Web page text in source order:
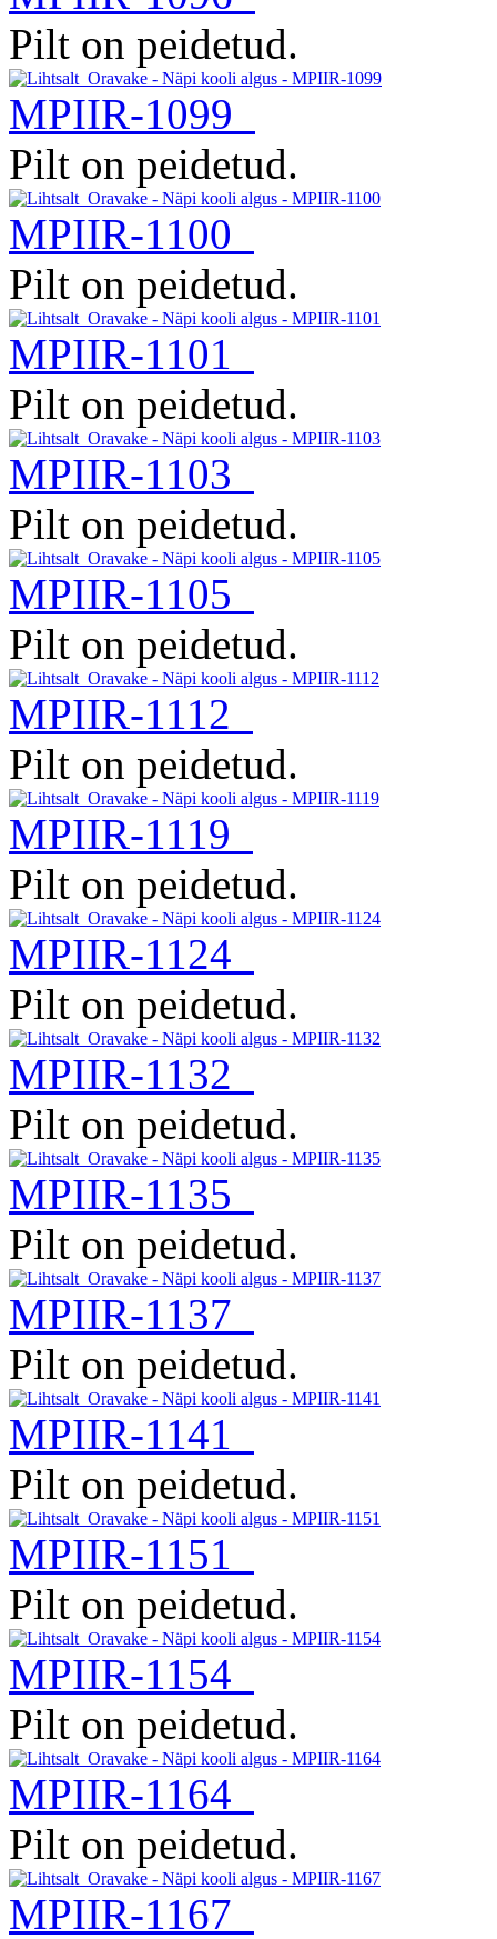
Pilt on peidetud.
MPIIR-1099
Pilt on peidetud.
MPIIR-1100
Pilt on peidetud.
MPIIR-1101
Pilt on peidetud.
MPIIR-1103
Pilt on peidetud.
MPIIR-1105
Pilt on peidetud.
MPIIR-1112
Pilt on peidetud.
MPIIR-1119
Pilt on peidetud.
MPIIR-1124
Pilt on peidetud.
MPIIR-1132
Pilt on peidetud.
MPIIR-1135
Pilt on peidetud.
MPIIR-1137
Pilt on peidetud.
MPIIR-1141
Pilt on peidetud.
MPIIR-1151
Pilt on peidetud.
MPIIR-1154
Pilt on peidetud.
MPIIR-1164
Pilt on peidetud.
MPIIR-1167